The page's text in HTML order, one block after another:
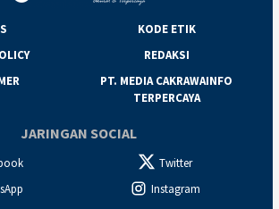
KODE ETIK
REDAKSI
PT. MEDIA CAKRAWAINFO
TERPERCAYA
JARINGAN SOCIAL
Twitter
Instagram